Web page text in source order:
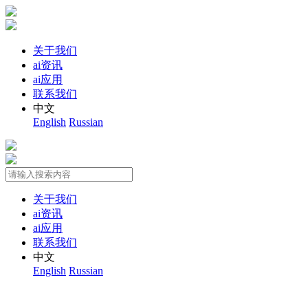
关于我们
ai资讯
ai应用
联系我们
中文
English Russian
关于我们
ai资讯
ai应用
联系我们
中文
English Russian